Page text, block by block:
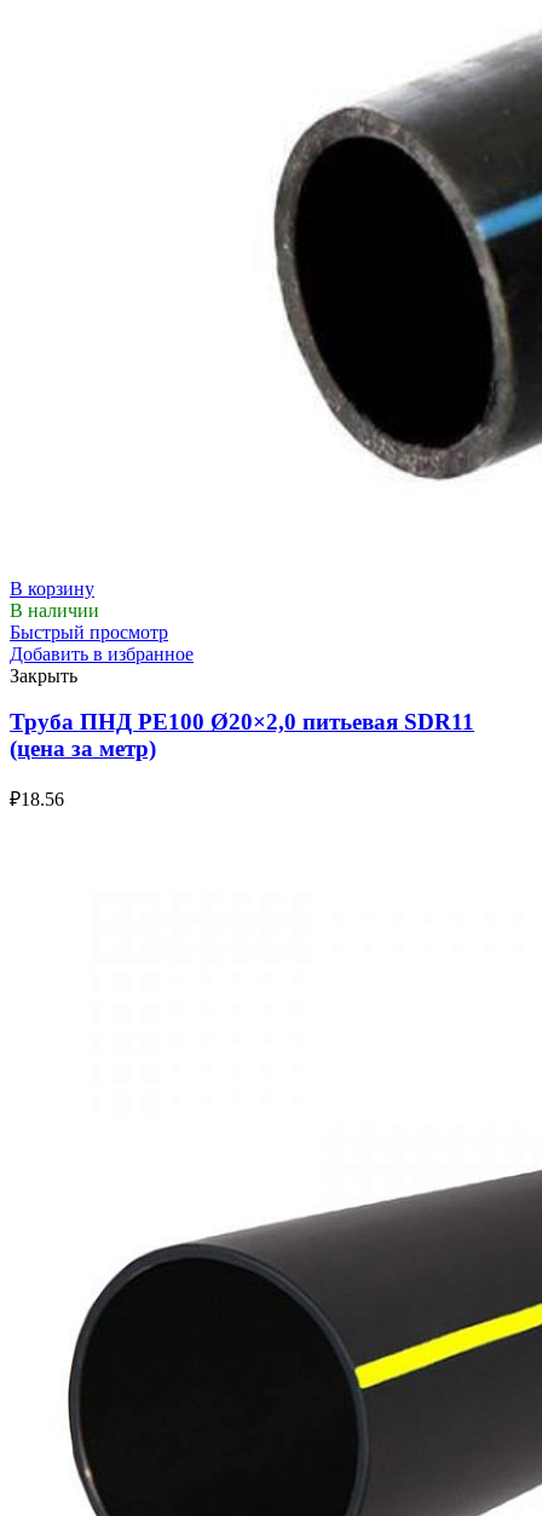
В корзину
В наличии
Быстрый просмотр
Добавить в избранное
Закрыть
Труба ПНД РЕ100 Ø20×2,0 питьевая SDR11
(цена за метр)
₽18.56